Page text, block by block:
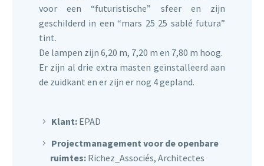
voor een “futuristische” sfeer en zijn
geschilderd in een “mars 25 25 sablé futura”
tint.
De lampen zijn 6,20 m, 7,20 m en 7,80 m hoog.
Er zijn al drie extra masten geïnstalleerd aan
de zuidkant en er zijn er nog 4 gepland.
Klant: EPAD
Projectmanagement voor de openbare
ruimtes: Richez_Associés, Architectes